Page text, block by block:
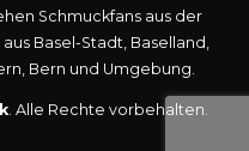
Schmuckfans aus der
Basel-Stadt, Baselland,
Bern und Umgebung.
. Alle Rechte vorbehalten.